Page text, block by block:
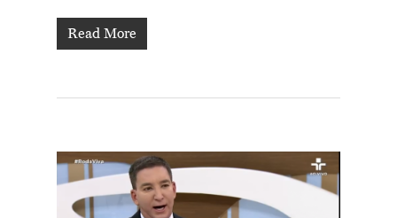
Read More